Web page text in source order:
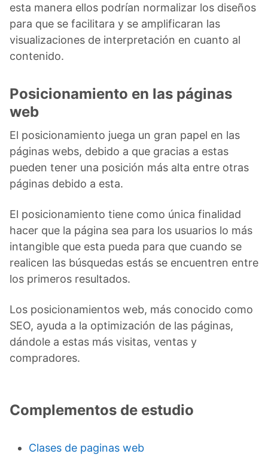
esta manera ellos podrían normalizar los diseños
para que se facilitara y se amplificaran las
visualizaciones de interpretación en cuanto al
contenido.
Posicionamiento en las páginas
web
El posicionamiento juega un gran papel en las
páginas webs, debido a que gracias a estas
pueden tener una posición más alta entre otras
páginas debido a esta.
El posicionamiento tiene como única finalidad
hacer que la página sea para los usuarios lo más
intangible que esta pueda para que cuando se
realicen las búsquedas estás se encuentren entre
los primeros resultados.
Los posicionamientos web, más conocido como
SEO, ayuda a la optimización de las páginas,
dándole a estas más visitas, ventas y
compradores.
Complementos de estudio
Clases de paginas web